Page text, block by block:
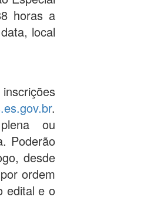
horas a
local
.
ou
Poderão
desde
ordem
edital e o